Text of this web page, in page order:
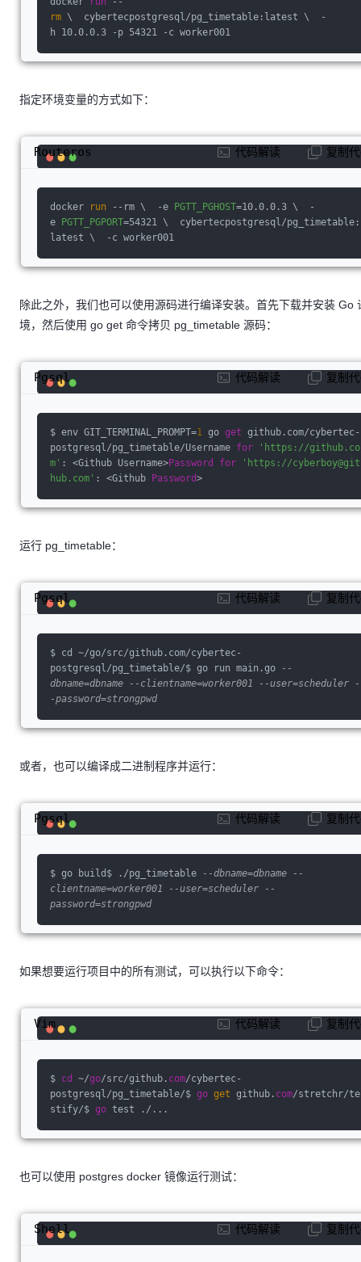
rm \  cybertecpostgresql/pg_timetable:latest \  -
h 10.0.0.3 -p 54321 -c worker001
指定环境变量的方式如下：
docker run --rm \  -e PGTT_PGHOST=10.0.0.3 \  -
e PGTT_PGPORT=54321 \  cybertecpostgresql/pg_timetable:
latest \  -c worker001
Routeros 代码解读 复制
除此之外，我们也可以使用源码进行编译安装。首先下载并安装 Go
境，然后使用 go get 命令拷贝 pg_timetable 源码：
$ env GIT_TERMINAL_PROMPT=1 go get github.com/cybertec-
postgresql/pg_timetable/Username for
'https://github.co
m' : <Github Username>Password for
'https://cyberboy@git
hub.com' : <Github Password>
Pgsql 代码解读 复制
运行 pg_timetable：
$ cd ~/go/src/github.com/cybertec-
postgresql/pg_timetable/$ go run main.go
--
dbname=dbname --clientname=worker001 --user=scheduler -
-password=strongpwd
Pgsql 代码解读 复制
或者，也可以编译成二进制程序并运行：
$ go build$ ./pg_timetable
--dbname=dbname --
clientname=worker001 --user=scheduler --
password=strongpwd
Pgsql 代码解读 复制
如果想要运行项目中的所有测试，可以执行以下命令：
$ cd ~/go/src/github. com/cybertec-
postgresql/pg_timetable/$ go get github. com/stretchr/te
stify/$ go test ./...
Vim 代码解读 复制
也可以使用 postgres docker 镜像运行测试：
Shell 代码解读 复制